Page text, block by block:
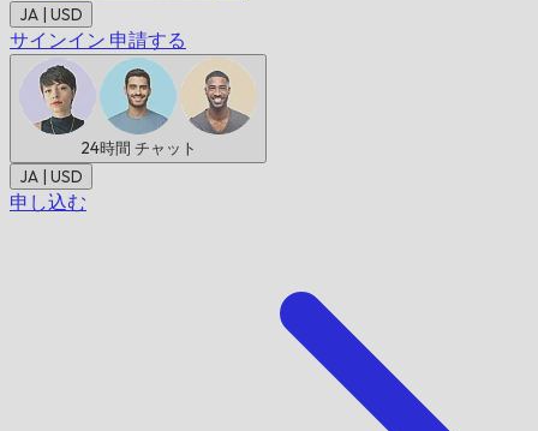
JA | USD
サインイン 申請する
24時間 チャット
JA | USD
申し込む